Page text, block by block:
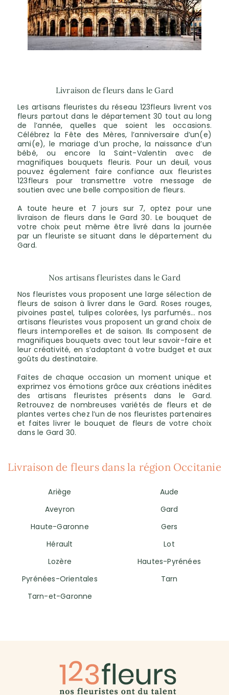
Livraison de fleurs dans le Gard
Les artisans fleuristes du réseau 123fleurs livrent vos
fleurs partout dans le département 30 tout au long
de l’année, quelles que soient les occasions.
Célébrez la Fête des Mères, l’anniversaire d’un(e)
ami(e), le mariage d’un proche, la naissance d’un
bébé, ou encore la Saint-Valentin avec de
magnifiques bouquets fleuris. Pour un deuil, vous
pouvez également faire confiance aux fleuristes
123fleurs pour transmettre votre message de
soutien avec une belle composition de fleurs.
A toute heure et 7 jours sur 7, optez pour une
livraison de fleurs dans le Gard 30. Le bouquet de
votre choix peut même être livré dans la journée
par un fleuriste se situant dans le département du
Gard.
Nos artisans fleuristes dans le Gard
Nos fleuristes vous proposent une large sélection de
fleurs de saison à livrer dans le Gard. Roses rouges,
pivoines pastel, tulipes colorées, lys parfumés… nos
artisans fleuristes vous proposent un grand choix de
fleurs intemporelles et de saison. Ils composent de
magnifiques bouquets avec tout leur savoir-faire et
leur créativité, en s’adaptant à votre budget et aux
goûts du destinataire.
Faites de chaque occasion un moment unique et
exprimez vos émotions grâce aux créations inédites
des artisans fleuristes présents dans le Gard.
Retrouvez de nombreuses variétés de fleurs et de
plantes vertes chez l’un de nos fleuristes partenaires
et faites livrer le bouquet de fleurs de votre choix
dans le Gard 30.
Livraison de fleurs dans la région Occitanie
Ariège
Aude
Aveyron
Gard
Haute-Garonne
Gers
Hérault
Lot
Lozère
Hautes-Pyrénées
Pyrénées-Orientales
Tarn
Tarn-et-Garonne